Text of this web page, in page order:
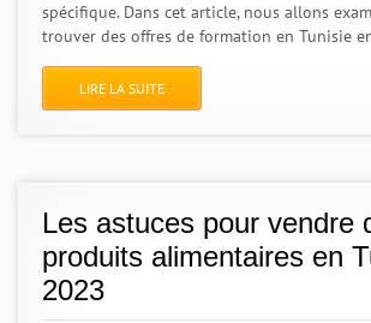
spécifique. Dans cet article, nous allons
trouver des offres de formation en Tunisie
LIRE LA SUITE
Les astuces pour vendre
produits alimentaires en
2023